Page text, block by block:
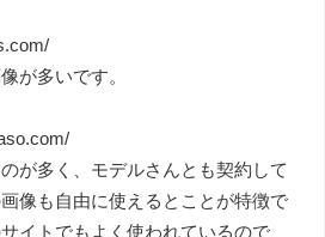
が多いです。
が多く、モデルさんとも契約して
像も自由に使えるとことが特徴で
イトでもよく使われているので、